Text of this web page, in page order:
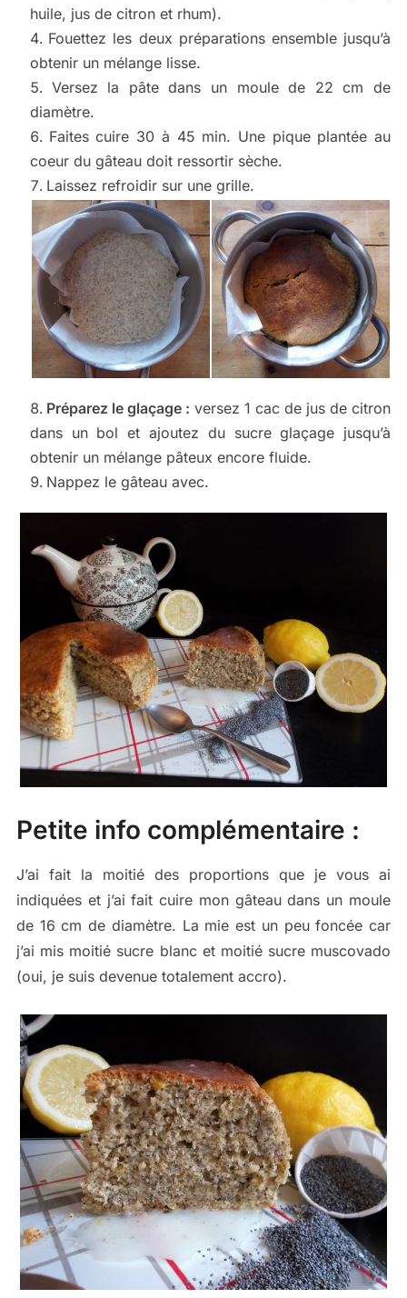
huile, jus de citron et rhum).
Fouettez les deux préparations ensemble jusqu’à
obtenir un mélange lisse.
Versez la pâte dans un moule de 22 cm de
diamètre.
Faites cuire 30 à 45 min. Une pique plantée au
coeur du gâteau doit ressortir sèche.
Laissez refroidir sur une grille.
Préparez le glaçage : versez 1 cac de jus de citron
dans un bol et ajoutez du sucre glaçage jusqu’à
obtenir un mélange pâteux encore fluide.
Nappez le gâteau avec.
Petite info complémentaire :
J’ai fait la moitié des proportions que je vous ai
indiquées et j’ai fait cuire mon gâteau dans un moule
de 16 cm de diamètre. La mie est un peu foncée car
j’ai mis moitié sucre blanc et moitié sucre muscovado
(oui, je suis devenue totalement accro).